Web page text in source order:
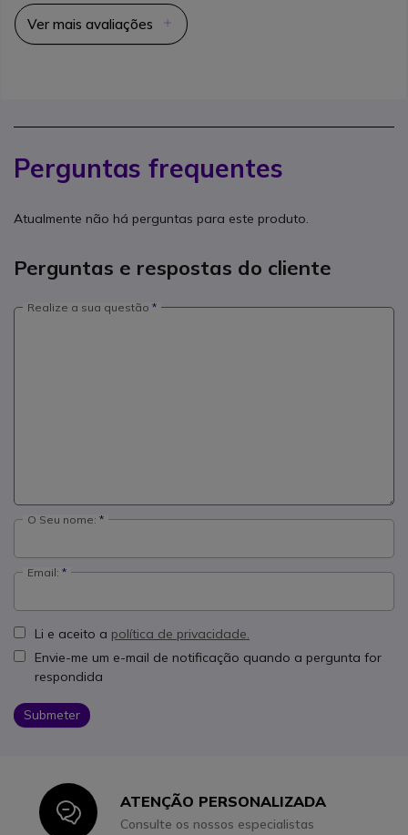
Ver mais avaliações
Perguntas frequentes
Atualmente não há perguntas para este produto.
Perguntas e respostas do cliente
Realize a sua questão
O Seu nome:
Email:
Li e aceito a política de privacidade.
Envie-me um e-mail de notificação quando a pergunta for
respondida
Submeter
IconATENÇÃO PERSONALIZADA
Consulte os nossos especialistas